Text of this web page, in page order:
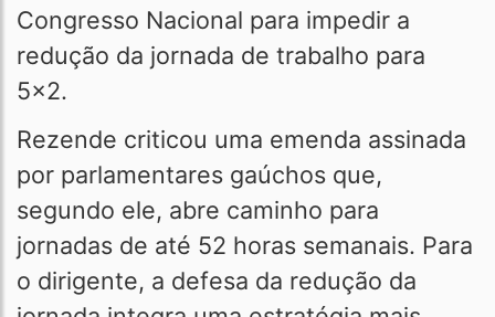
Congresso Nacional para impedir a
redução da jornada de trabalho para
5x2.
Rezende criticou uma emenda assinada
por parlamentares gaúchos que,
segundo ele, abre caminho para
jornadas de até 52 horas semanais. Para
o dirigente, a defesa da redução da